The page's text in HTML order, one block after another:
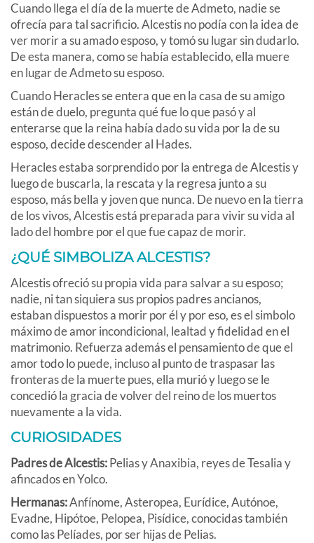
Cuando llega el día de la muerte de Admeto, nadie se
ofrecía para tal sacrificio. Alcestis no podía con la idea de
ver morir a su amado esposo, y tomó su lugar sin dudarlo.
De esta manera, como se había establecido, ella muere
en lugar de Admeto su esposo.
Cuando Heracles se entera que en la casa de su amigo
están de duelo, pregunta qué fue lo que pasó y al
enterarse que la reina había dado su vida por la de su
esposo, decide descender al Hades.
Heracles estaba sorprendido por la entrega de Alcestis y
luego de buscarla, la rescata y la regresa junto a su
esposo, más bella y joven que nunca. De nuevo en la tierra
de los vivos, Alcestis está preparada para vivir su vida al
lado del hombre por el que fue capaz de morir.
¿QUÉ SIMBOLIZA ALCESTIS?
Alcestis ofreció su propia vida para salvar a su esposo;
nadie, ni tan siquiera sus propios padres ancianos,
estaban dispuestos a morir por él y por eso, es el simbolo
máximo de amor incondicional, lealtad y fidelidad en el
matrimonio. Refuerza además el pensamiento de que el
amor todo lo puede, incluso al punto de traspasar las
fronteras de la muerte pues, ella murió y luego se le
concedió la gracia de volver del reino de los muertos
nuevamente a la vida.
CURIOSIDADES
Padres de Alcestis:Pelias y Anaxibia, reyes de Tesalia y
afincados en Yolco.
Hermanas:Anfínome, Asteropea, Eurídice, Autónoe,
Evadne, Hipótoe, Pelopea, Pisídice, conocidas también
como las Pelíades, por ser hijas de Pelias.